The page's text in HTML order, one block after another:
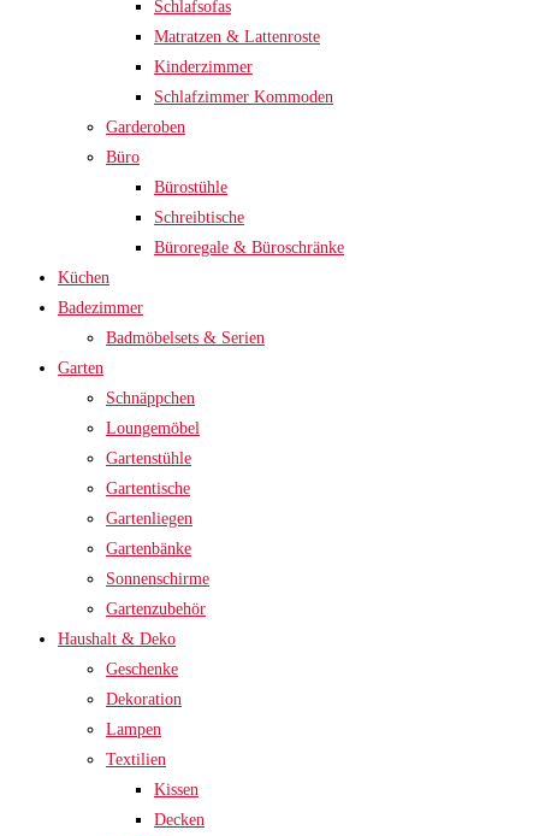
Schlafsofas
Matratzen & Lattenroste
Kinderzimmer
Schlafzimmer Kommoden
Garderoben
Büro
Bürostühle
Schreibtische
Büroregale & Büroschränke
Küchen
Badezimmer
Badmöbelsets & Serien
Garten
Schnäppchen
Loungemöbel
Gartenstühle
Gartentische
Gartenliegen
Gartenbänke
Sonnenschirme
Gartenzubehör
Haushalt & Deko
Geschenke
Dekoration
Lampen
Textilien
Kissen
Decken